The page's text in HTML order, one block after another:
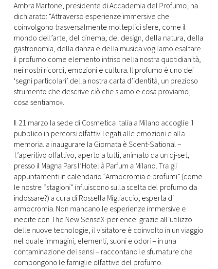
Ambra Martone, presidente di Accademia del Profumo, ha
dichiarato: “Attraverso esperienze immersive che
coinvolgono trasversalmente molteplici sfere, come il
mondo dell’arte, del cinema, del design, della natura, della
gastronomia, della danza e della musica vogliamo esaltare
il profumo come elemento intriso nella nostra quotidianità,
nei nostri ricordi, emozioni e cultura. Il profumo è uno dei
‘segni particolari’ della nostra carta d’identità, un prezioso
strumento che descrive ciò che siamo e cosa proviamo,
cosa sentiamo».
Il 21 marzo la sede di Cosmetica Italia a Milano accoglie il
pubblico in percorsi olfattivi legati alle emozioni e alla
memoria. a inaugurare la Giornata è Scent-Sational –
l’aperitivo olfattivo, aperto a tutti, animato da un dj-set,
presso il Magna Pars l’Hotel à Parfum a Milano. Tra gli
appuntamenti in calendario “Armocromia e profumi” (come
le nostre “stagioni” influiscono sulla scelta del profumo da
indossare?) a cura di Rossella Migliaccio, esperta di
armocromia. Non mancano le esperienze immersive e
inedite con The New SenseX-perience: grazie all’utilizzo
delle nuove tecnologie, il visitatore è coinvolto in un viaggio
nel quale immagini, elementi, suoni e odori – in una
contaminazione dei sensi – raccontano le sfumature che
compongono le famiglie olfattive del profumo.